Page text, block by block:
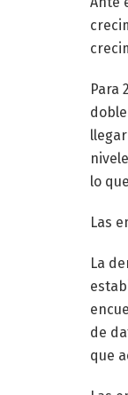
Para
lo
Las
La
de
que